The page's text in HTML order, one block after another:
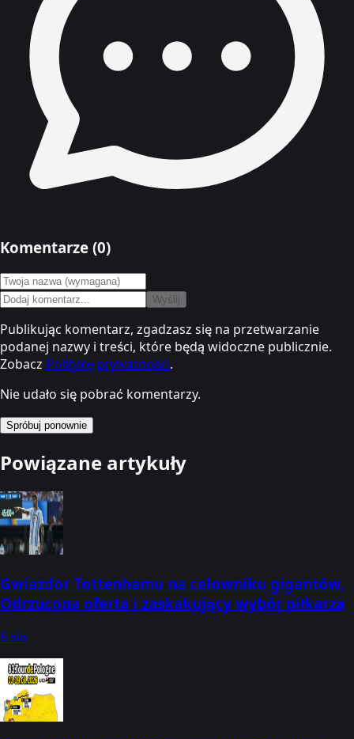
Komentarze (0)
Wyślij
Publikując komentarz, zgadzasz się na przetwarzanie
podanej nazwy i treści, które będą widoczne publicznie.
Zobacz Politykę prywatności.
Nie udało się pobrać komentarzy.
Spróbuj ponownie
Powiązane artykuły
Gwiazdor Tottenhamu na celowniku gigantów.
Odrzucona oferta i zaskakujący wybór piłkarza
8 sie